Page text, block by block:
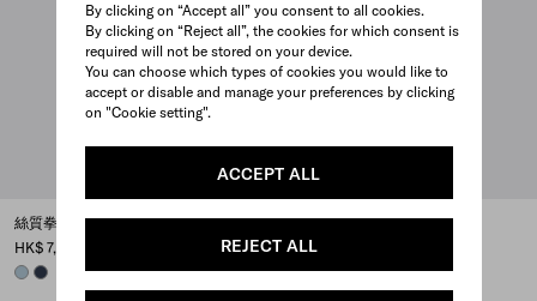
By clicking on “Accept all” you consent to all cookies.
By clicking on “Reject all”, the cookies for which consent is
required will not be stored on your device.
You can choose which types of cookies you would like to
accept or disable and manage your preferences by clicking
on "Cookie setting".
ACCEPT ALL
REJECT ALL
絲質拳擊短褲
HK$ 7,800
ASTRO
NAVY
羊絨罩袍
HK$ 55,000
CAMEL BROWN
BLUE